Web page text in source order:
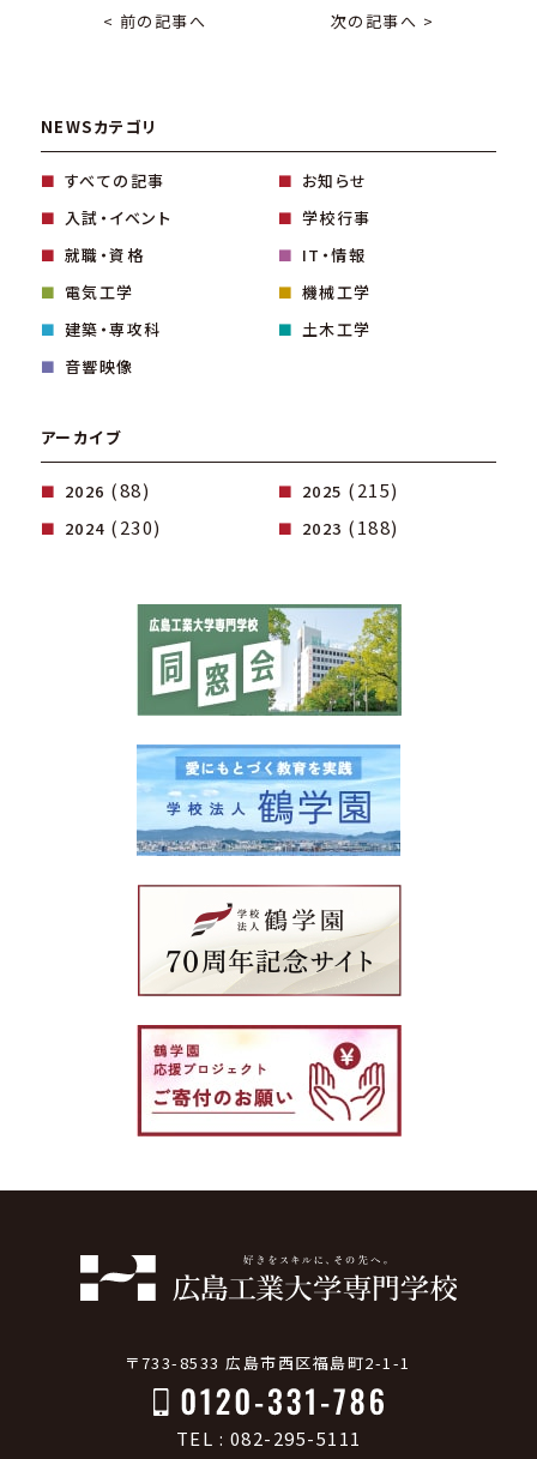
< 前の記事へ 次の記事へ >
NEWSカテゴリ
すべての記事
お知らせ
入試・イベント
学校行事
就職・資格
IT・情報
電気工学
機械工学
建築・専攻科
土木工学
音響映像
アーカイブ
2026 (88) 2025 (215)
2024 (230) 2023 (188)
〒733-8533 広島市西区福島町2-1-1
TEL : 082-295-5111